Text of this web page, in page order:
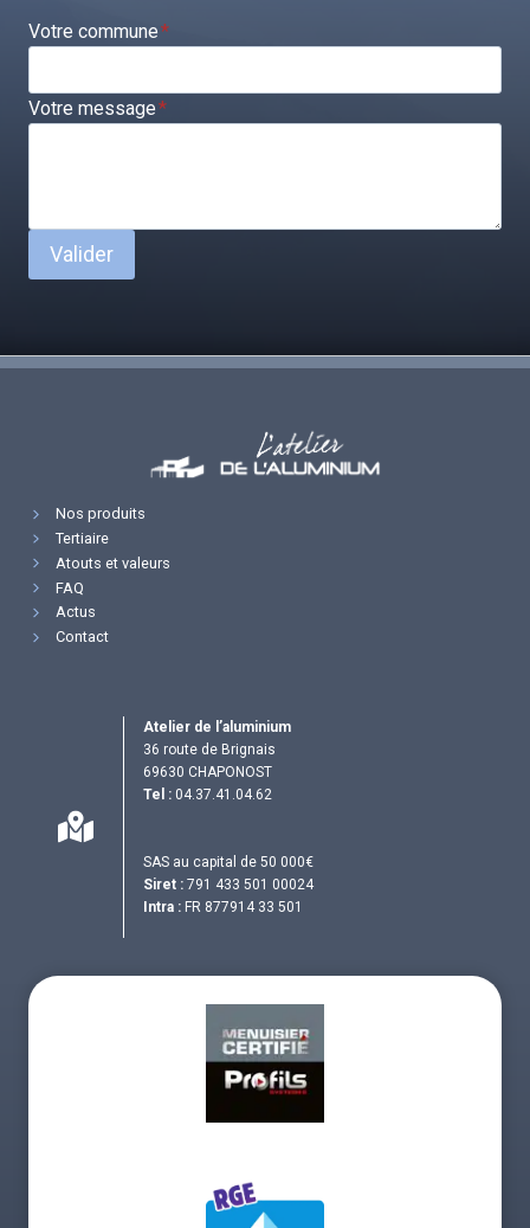
Votre commune*
Votre message*
Valider
Nos produits
Tertiaire
Atouts et valeurs
FAQ
Actus
Contact
Atelier de l’aluminium
36 route de Brignais
69630 CHAPONOST
Tel : 04.37.41.04.62
SAS au capital de 50 000€
Siret : 791 433 501 00024
Intra : FR 877914 33 501